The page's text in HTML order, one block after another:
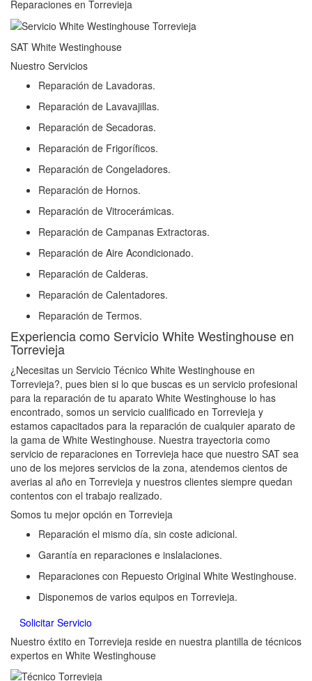
Reparaciones en Torrevieja
SAT White Westinghouse
Nuestro Servicios
Reparación de Lavadoras.
Reparación de Lavavajillas.
Reparación de Secadoras.
Reparación de Frigoríficos.
Reparación de Congeladores.
Reparación de Hornos.
Reparación de Vitrocerámicas.
Reparación de Campanas Extractoras.
Reparación de Aire Acondicionado.
Reparación de Calderas.
Reparación de Calentadores.
Reparación de Termos.
Experiencia como Servicio White Westinghouse en
Torrevieja
¿Necesitas un Servicio Técnico White Westinghouse en
Torrevieja?, pues bien si lo que buscas es un servicio profesional
para la reparación de tu aparato White Westinghouse lo has
encontrado, somos un servicio cualificado en Torrevieja y
estamos capacitados para la reparación de cualquier aparato de
la gama de White Westinghouse. Nuestra trayectoria como
servicio de reparaciones en Torrevieja hace que nuestro SAT sea
uno de los mejores servicios de la zona, atendemos cientos de
averias al año en Torrevieja y nuestros clientes siempre quedan
contentos con el trabajo realizado.
Somos tu mejor opción en Torrevieja
Reparación el mismo día, sin coste adicional.
Garantía en reparaciones e inslalaciones.
Reparaciones con Repuesto Original White Westinghouse.
Disponemos de varios equipos en Torrevieja.
Solicitar Servicio
Nuestro éxtito en Torrevieja reside en nuestra plantilla de técnicos
expertos en White Westinghouse